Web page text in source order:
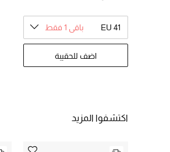
EU 41 باقي 1 فقط
اضف للحقيبة
اكتشفوا المزيد